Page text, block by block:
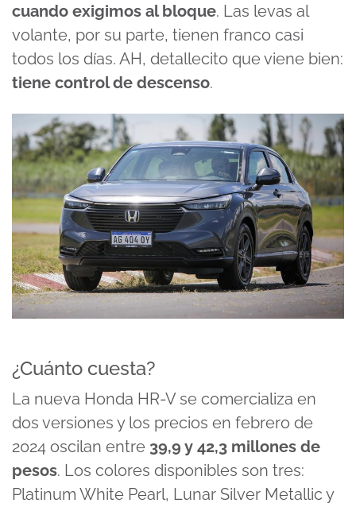
cuando exigimos al bloque. Las levas al
volante, por su parte, tienen franco casi
todos los días. AH, detallecito que viene bien:
tiene control de descenso.
¿Cuánto cuesta?
La nueva Honda HR-V se comercializa en
dos versiones y los precios en febrero de
2024 oscilan entre 39,9 y 42,3 millones de
pesos. Los colores disponibles son tres:
Platinum White Pearl, Lunar Silver Metallic y